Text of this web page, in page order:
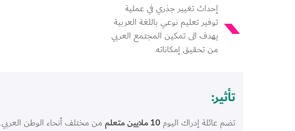
إحداث تغيير جذري في عملية
توفير تعليم نوعي باللغة العربية
يهدف الى تمكين المجتمع العربي
من تحقيق إمكاناته.
تأثير:
تضم عائلة إدراك اليوم 10 ملايين متعلم
من مختلف أنحاء الوطن العربي.